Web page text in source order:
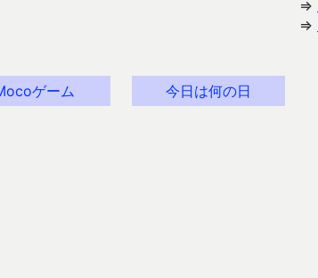
⇒
⇒
ゲーム 今日は何の日